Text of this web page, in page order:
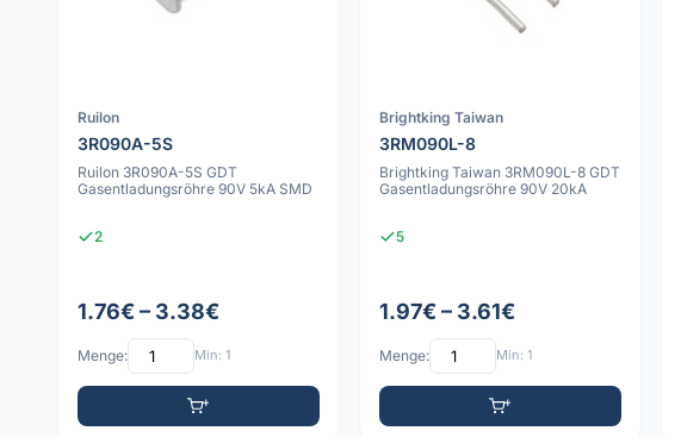
Ruilon
3R090A-5S
Ruilon 3R090A-5S GDT
Gasentladungsröhre 90V 5kA SMD
2
1.76€ – 3.38€
Menge: Min: 1
Brightking Taiwan
3RM090L-8
Brightking Taiwan 3RM090L-8 GDT
Gasentladungsröhre 90V 20kA
5
1.97€ – 3.61€
Menge: Min: 1